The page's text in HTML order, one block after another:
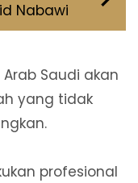
Nabawi
Saudi akan
yang tidak
profesional